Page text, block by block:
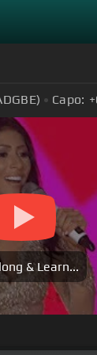
Capo:
& Learn...